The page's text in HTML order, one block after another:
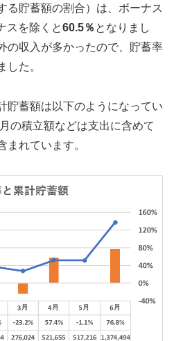
る貯蓄額の割合）は、ボーナス
スを除くと60.5％ となりまし
の収入が多かったので、貯蓄率
した。
貯蓄額は以下のようになってい
の積立額などは支出に含めて
まれています。